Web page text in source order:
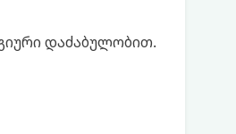
დაძაბულობით.